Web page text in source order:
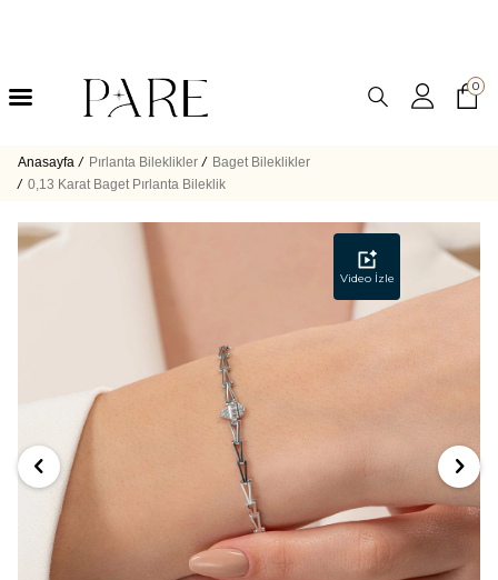
0
Anasayfa / Pırlanta Bileklikler / Baget Bileklikler
/ 0,13 Karat Baget Pırlanta Bileklik
Video İzle